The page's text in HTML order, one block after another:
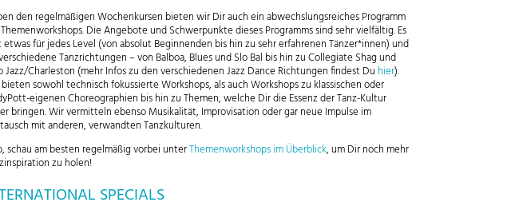
den regelmäßigen Wochenkursen bieten wir Dir auch ein abwechslungsreiches Programm
Die Angebote und Schwerpunkte dieses Programms sind sehr vielfältig. Es
für jedes Level (von absolut Beginnenden bis hin zu sehr erfahrenen Tänzer*innen) und
Tanzrichtungen – von Balboa, Blues und Slo Bal bis hin zu Collegiate Shag und
Jazz/Charleston (mehr Infos zu den verschiedenen Jazz Dance Richtungen findest Du hier).
sowohl technisch fokussierte Workshops, als auch Workshops zu klassischen oder
eigenen Choreographien bis hin zu Themen, welche Dir die Essenz der Tanz-Kultur
bringen. Wir vermitteln ebenso Musikalität, Improvisation oder gar neue Impulse im
mit anderen, verwandten Tanzkulturen.
schau am besten regelmäßig vorbei unterThemenworkshops im Überblick, um Dir noch mehr
zu holen!
SPECIALS